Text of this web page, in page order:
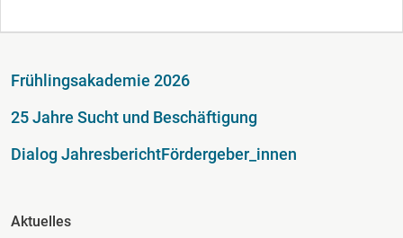
Fußzeile
Frühlingsakademie 2026
25 Jahre Sucht und Beschäftigung
Dialog JahresberichtFördergeber_innen
Fusszeile Spalte 2
Aktuelles